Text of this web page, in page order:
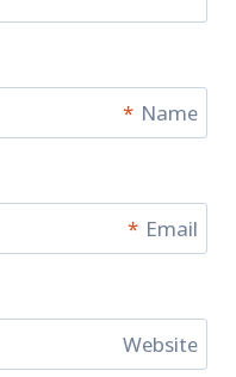
Name
*
Email
*
Website